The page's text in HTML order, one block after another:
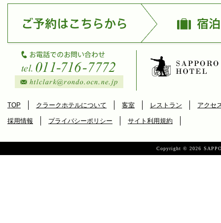
TOP クラークホテルについて 客室 レストラン アクセ
採用情報 プライバシーポリシー サイト利用規約
Copyright ©2026